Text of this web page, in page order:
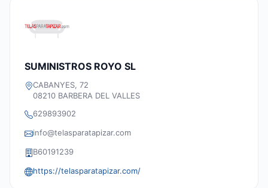
SUMINISTROS ROYO SL
CABANYES, 72
08210 BARBERA DEL VALLES
629893902
info@telasparatapizar.com
B60191239
https://telasparatapizar.com/